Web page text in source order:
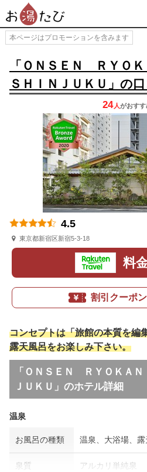
本ページはプロモーションを含みます
「ＯＮＳＥＮ ＲＹＯ
ＳＨＩＮＪＵＫＵ」の
24 人がおすす
4.5
東京都新宿区新宿5-3-18
料
割引クーポ
コンセプトは「旅館の本質を編
露天風呂をお楽しみ下さい。
「ＯＮＳＥＮ ＲＹＯＫＡ
ＪＵＫＵ」のホテル詳細
温泉
お風呂の種類 温泉、大浴場、
泉質 アルカリ単純泉